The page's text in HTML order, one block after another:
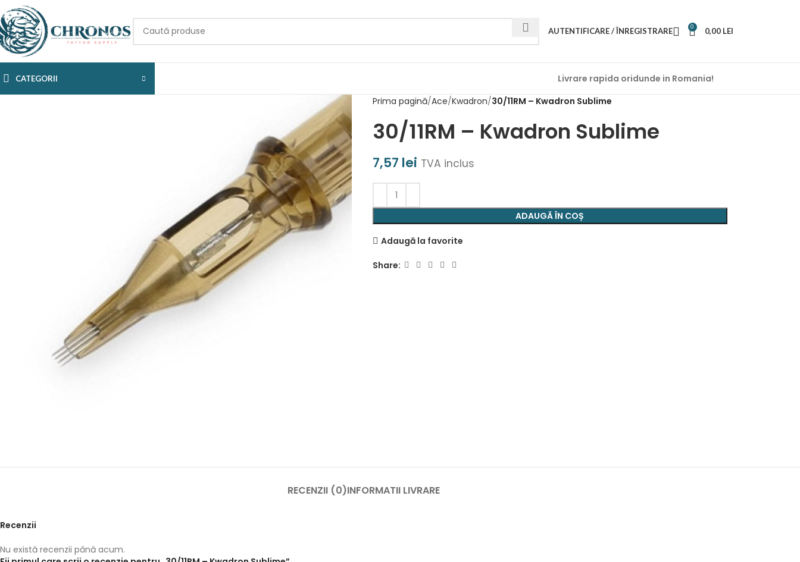
AUTENTIFICARE / ÎNREGISTRARE 0 0,00 LEI
CATEGORII
Livrare rapida oridunde in Romania!
Prima pagină Ace Kwadron 30/11RM – Kwadron Sublime
30/11RM – Kwadron Sublime
7,57 lei TVA inclus
ADAUGĂ ÎN COȘ
Adaugă la favorite
Share:
RECENZII (0)INFORMATII LIVRARE
Recenzii
Nu există recenzii până acum.